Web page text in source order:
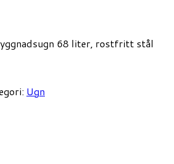
68 liter, rostfritt stål
Ugn